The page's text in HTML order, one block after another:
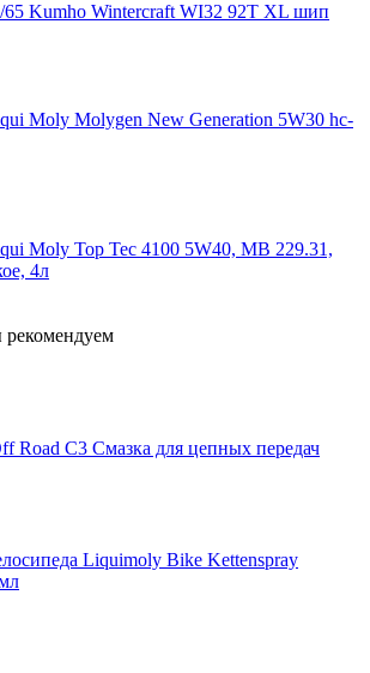
Kumho Wintercraft WI32 92T XL шип
Moly Molygen New Generation 5W30 hc-
Moly Top Tec 4100 5W40, MB 229.31,
4л
Road С3 Смазка для цепных передач
Liquimoly Bike Kettenspray